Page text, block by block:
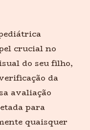
crucial no
do seu filho,
da
avaliação
para
quaisquer